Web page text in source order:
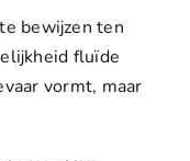
bewijzen ten
fluïde
vormt, maar